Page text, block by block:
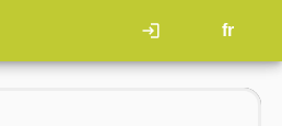
login fr